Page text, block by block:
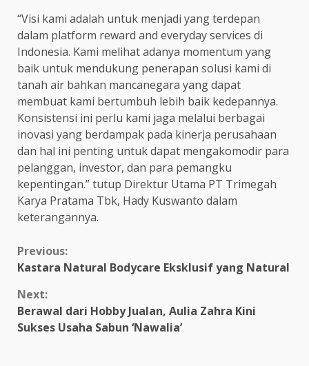
“Visi kami adalah untuk menjadi yang terdepan
dalam platform reward and everyday services di
Indonesia. Kami melihat adanya momentum yang
baik untuk mendukung penerapan solusi kami di
tanah air bahkan mancanegara yang dapat
membuat kami bertumbuh lebih baik kedepannya.
Konsistensi ini perlu kami jaga melalui berbagai
inovasi yang berdampak pada kinerja perusahaan
dan hal ini penting untuk dapat mengakomodir para
pelanggan, investor, dan para pemangku
kepentingan.” tutup Direktur Utama PT Trimegah
Karya Pratama Tbk, Hady Kuswanto dalam
keterangannya.
Continue
Previous:
Kastara Natural Bodycare Eksklusif yang Natural
Next:
Berawal dari Hobby Jualan, Aulia Zahra Kini
Sukses Usaha Sabun ‘Nawalia’